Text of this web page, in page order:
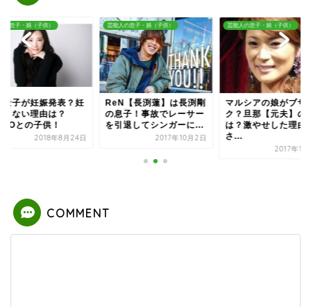
の息子・娘（子供）
景子が妊娠発表？妊
きない理由は？
との子供！
2018年8月24日
芸能人の息子・娘（子供）
ReN【長渕蓮】は長渕剛
の息子！事故でレーサー
を引退してシンガーに...
2017年10月2日
芸能人の息子・娘（子供）
マルシアの娘がブサ
ク？旦那【元夫】の
は？激やせした理由
さ...
2017年1
COMMENT